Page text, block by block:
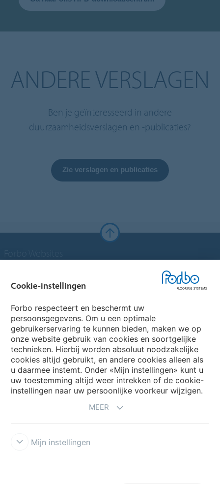
ANDERE VERSLAGEN
Ben je geïnteresseerd in andere
duurzaamheidsverslagen en -publicaties?
Zie verslagen en publicaties
Forbo Flooring Systems
Forbo Movement Systems
Kies een land
Cookie-instellingen
Forbo respecteert en beschermt uw
persoonsgegevens. Om u een optimale
gebruikerservaring te kunnen bieden, maken we op
onze website gebruik van cookies en soortgelijke
technieken. Hierbij worden absoluut noodzakelijke
cookies altijd gebruikt, en andere cookies alleen als
u daarmee instemt. Onder «Mijn instellingen» kunt u
uw toestemming altijd weer intrekken of de cookie-
instellingen naar uw persoonlijke voorkeur wijzigen.
MEER
Mijn instellingen